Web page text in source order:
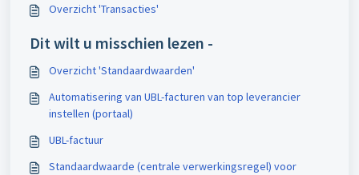
Overzicht 'Transacties'
Dit wilt u misschien lezen -
Overzicht 'Standaardwaarden'
Automatisering van UBL-facturen van top leverancier
instellen (portaal)
UBL-factuur
Standaardwaarde (centrale verwerkingsregel) voor